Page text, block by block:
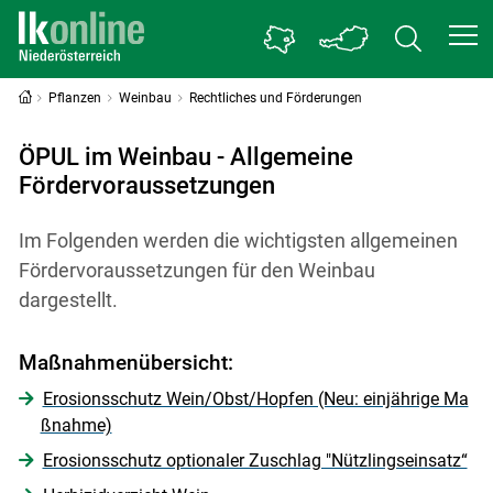
Pflanzen Weinbau Rechtliches und Förderungen
ÖPUL im Weinbau - Allgemeine
Fördervoraussetzungen
Im Folgenden werden die wichtigsten allgemeinen
Fördervoraussetzungen für den Weinbau
dargestellt.
Maßnahmenübersicht:
Erosionsschutz Wein/Obst/Hopfen (Neu: einjährige Ma
ßnahme)
Erosionsschutz optionaler Zuschlag "Nützlingseinsatz“